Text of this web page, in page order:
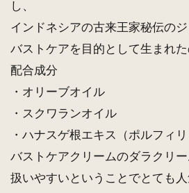
ブエキス
ジャムウ
配合 バス
トマッサ
ージオイ
ル
SARIAYU
サリアユ
バストケ
アオイル
し、
インドネシアの古来王家秘伝の
バストケアを目的として生まれた
配合成分
・オリーブオイル
・スクワランオイル
・ハナスゲ根エキス（ポルフィリ
バストケアクリームのダラクリ
扱いやすいということでとても人